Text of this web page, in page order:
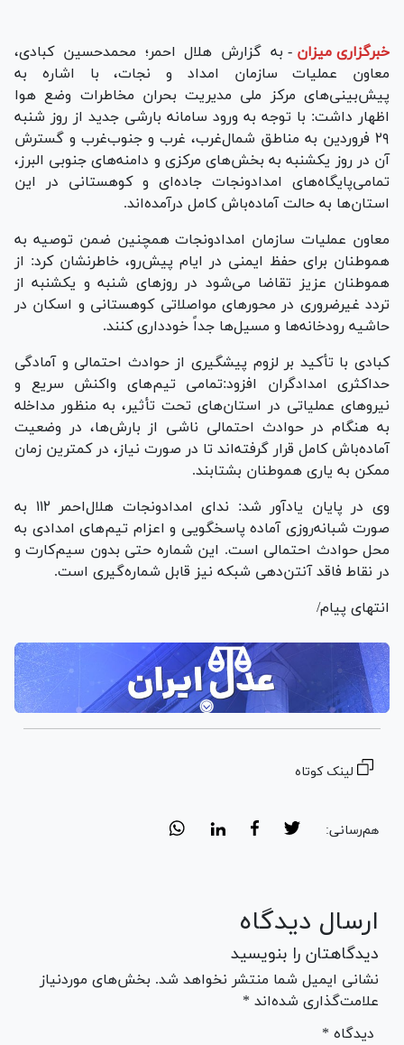
خبرگزاری میزان - به گزارش هلال احمر؛ محمدحسین کبادی،
معاون عملیات سازمان امداد و نجات، با اشاره به
پیش‌بینی‌های مرکز ملی مدیریت بحران مخاطرات وضع هوا
اظهار داشت: با توجه به ورود سامانه بارشی جدید از روز شنبه
۲۹ فروردین به مناطق شمال‌غرب، غرب و جنوب‌غرب و گسترش
آن در روز یکشنبه به بخش‌های مرکزی و دامنه‌های جنوبی البرز،
تمامی‌پایگاه‌های امدادونجات جاده‌ای و کوهستانی در این
استان‌ها به حالت آماده‌باش کامل درآمده‌اند.
معاون عملیات سازمان امدادونجات همچنین ضمن توصیه به
هموطنان برای حفظ ایمنی در ایام پیش‌رو، خاطرنشان کرد: از
هموطنان عزیز تقاضا می‌شود در روز‌های شنبه و یکشنبه از
تردد غیرضروری در محور‌های مواصلاتی کوهستانی و اسکان در
حاشیه رودخانه‌ها و مسیل‌ها جداً خودداری کنند.
کبادی با تأکید بر لزوم پیشگیری از حوادث احتمالی و آمادگی
حداکثری امدادگران افزود:تمامی تیم‌های واکنش سریع و
نیرو‌های عملیاتی در استان‌های تحت تأثیر، به منظور مداخله
به هنگام در حوادث احتمالی ناشی از بارش‌ها، در وضعیت
آماده‌باش کامل قرار گرفته‌اند تا در صورت نیاز، در کمترین زمان
ممکن به یاری هموطنان بشتابند.
وی در پایان یادآور شد: ندای امدادونجات هلال‌احمر ۱۱۲ به
صورت شبانه‌روزی آماده پاسخگویی و اعزام تیم‌های امدادی به
محل حوادث احتمالی است. این شماره حتی بدون سیم‌کارت و
در نقاط فاقد آنتن‌دهی شبکه نیز قابل شماره‌گیری است.
انتهای پیام/
لینک کوتاه
هم‌رسانی:
ارسال دیدگاه
دیدگاهتان را بنویسید
نشانی ایمیل شما منتشر نخواهد شد. بخش‌های موردنیاز
علامت‌گذاری شده‌اند *
* دیدگاه